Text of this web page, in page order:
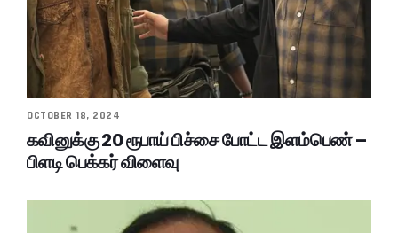
OCTOBER 18, 2024
கவினுக்கு 20 ரூபாய் பிச்சை போட்ட இளம்பெண் –
பிளடி பெக்கர் விளைவு